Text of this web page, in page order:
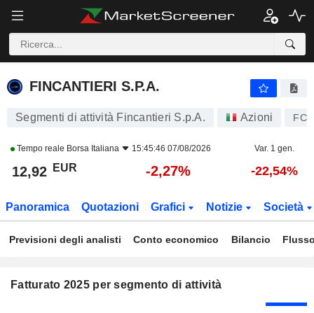
FINCANTIERI S.P.A.
FINCANTIERI S.P.A.
Segmenti di attività Fincantieri S.p.A. Azioni FCT
Tempo reale Borsa Italiana 15:45:46 07/08/2026 Var. 1 gen.
12,92 EUR -2,27% -22,54%
Panoramica Quotazioni Grafici Notizie Società
Previsioni degli analisti Conto economico Bilancio
Fatturato 2025 per segmento di attività